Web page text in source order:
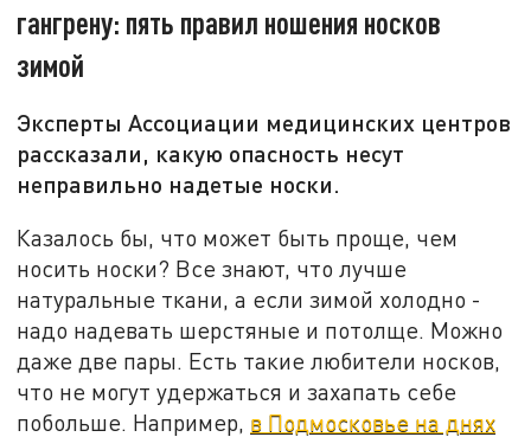
гангрену: пять правил ношения носков
зимой
Эксперты Ассоциации медицинских центров
рассказали, какую опасность несут
неправильно надетые носки.
Казалось бы, что может быть проще, чем
носить носки? Все знают, что лучше
натуральные ткани, а если зимой холодно -
надо надевать шерстяные и потолще. Можно
даже две пары. Есть такие любители носков,
что не могут удержаться и захапать себе
побольше. Например, в Подмосковье на днях